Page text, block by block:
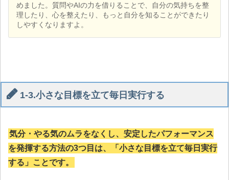
めました。質問やAIの力を借りることで、自分の気持ちを整
理したり、心を整えたり、もっと自分を知ることができたり
しやすくなりますよ。
1-3.小さな目標を立て毎日実行する
気分・やる気のムラをなくし、安定したパフォーマンス
を発揮する方法の3つ目は、「小さな目標を立て毎日実行
する」ことです。